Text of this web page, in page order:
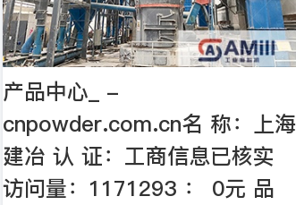
产品中心_ -
cnpowder.com.cn名 称：上海
建冶 认 证：工商信息已核实
访问量：1171293 ： 0元 品